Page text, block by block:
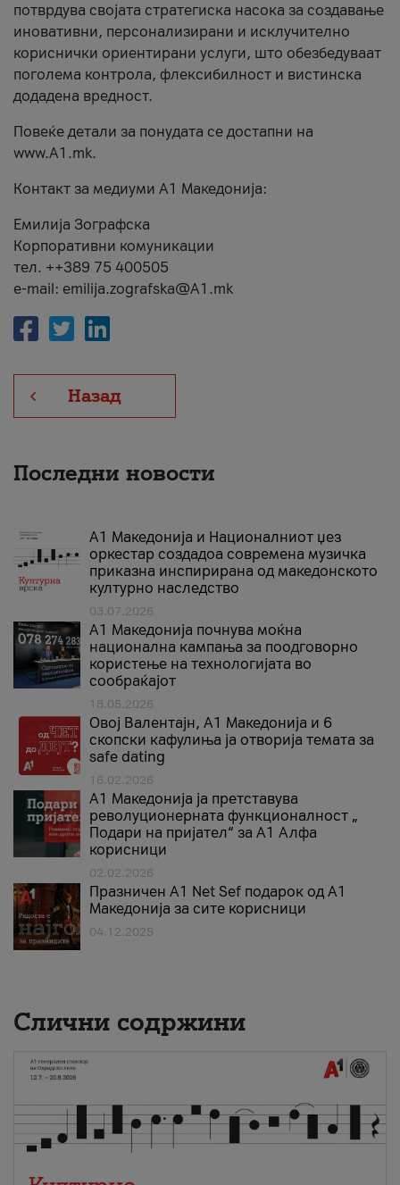
потврдува својата стратегиска насока за создавање
иновативни, персонализирани и исклучително
кориснички ориентирани услуги, што обезбедуваат
поголема контрола, флексибилност и вистинска
додадена вредност.
Повеќе детали за понудата се достапни на
www.А1.mk.
Контакт за медиуми А1 Македонија:
Емилија Зографска
Корпоративни комуникации
тел. ++389 75 400505
e-mail: emilija.zografska@A1.mk
Назад
Последни новости
А1 Македонија и Националниот џез
оркестар создадоа современа музичка
приказна инспирирана од македонското
културно наследство
03.07.2026
A1 Македонија почнува моќна
национална кампања за поодговорно
користење на технологијата во
сообраќајот
18.05.2026
Овој Валентајн, A1 Македонија и 6
скопски кафулиња ја отворија темата за
safe dating
16.02.2026
А1 Македонија ја претставува
револуционерната функционалност „
Подари на пријател“ за А1 Алфа
корисници
02.02.2026
Празничен A1 Net Sеf подарок од А1
Македонија за сите корисници
04.12.2025
Слични содржини